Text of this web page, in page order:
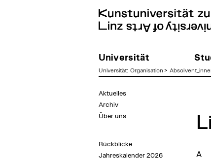
Universität
Universität: Organisation >
Aktuelles
Archiv
Über uns
Rückblicke
Jahreskalender 2026
A